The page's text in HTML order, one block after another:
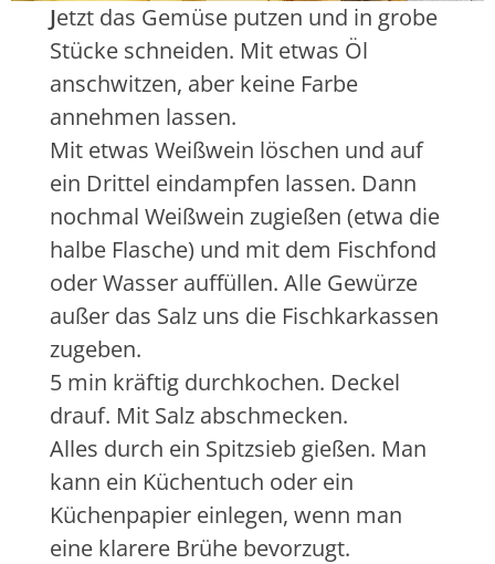
Jetzt das Gemüse putzen und in grobe
Stücke schneiden. Mit etwas Öl
anschwitzen, aber keine Farbe
annehmen lassen.
Mit etwas Weißwein löschen und auf
ein Drittel eindampfen lassen. Dann
nochmal Weißwein zugießen (etwa die
halbe Flasche) und mit dem Fischfond
oder Wasser auffüllen. Alle Gewürze
außer das Salz uns die Fischkarkassen
zugeben.
5 min kräftig durchkochen. Deckel
drauf. Mit Salz abschmecken.
Alles durch ein Spitzsieb gießen. Man
kann ein Küchentuch oder ein
Küchenpapier einlegen, wenn man
eine klarere Brühe bevorzugt.